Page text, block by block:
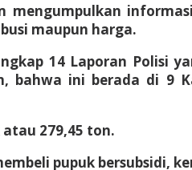
mengumpulkan
maupun harga.
14 Laporan Polisi
ini berada di 9
279,45 ton.
pupuk bersubsidi,